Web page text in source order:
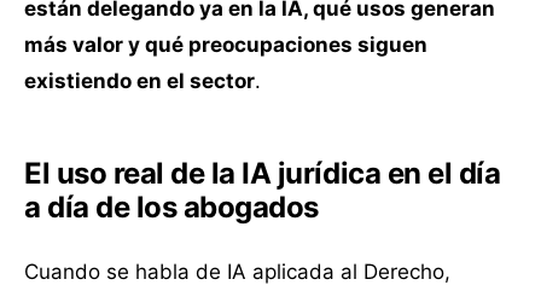
están delegando ya en la IA, qué usos generan
más valor y qué preocupaciones siguen
existiendo en el sector.
El uso real de la IA jurídica en el día
a día de los abogados
Cuando se habla de IA aplicada al Derecho,